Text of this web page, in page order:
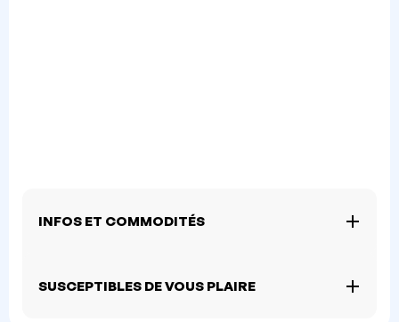
INFOS ET COMMODITÉS
SUSCEPTIBLES DE VOUS PLAIRE